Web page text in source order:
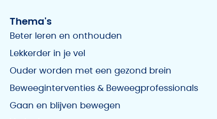
Thema's
Beter leren en onthouden
Lekkerder in je vel
Ouder worden met een gezond brein
Beweeginterventies & Beweegprofessionals
Gaan en blijven bewegen